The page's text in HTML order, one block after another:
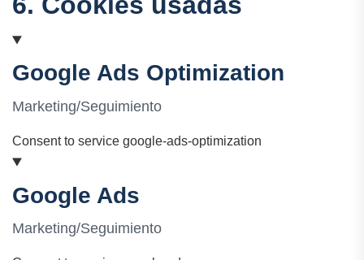
Google Ads Optimization
Marketing/Seguimiento
Consent to service google-ads-optimization
Google Ads
Marketing/Seguimiento